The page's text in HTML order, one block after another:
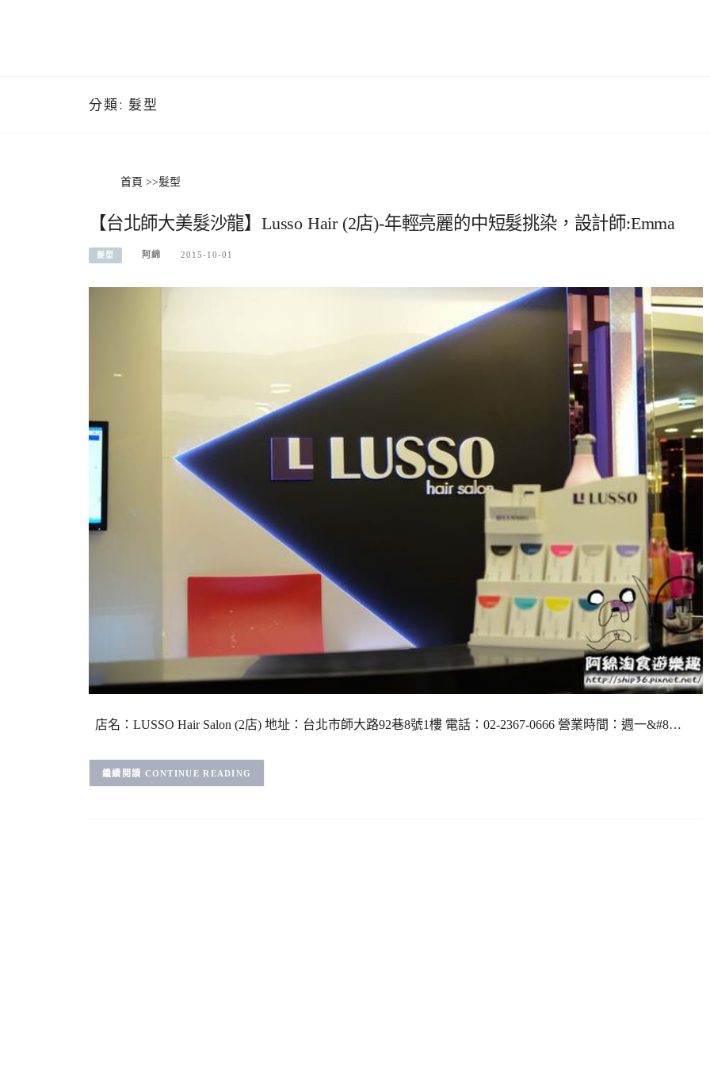
分類: 髮型
首頁 >>髮型
【台北師大美髮沙龍】Lusso Hair (2店)-年輕亮麗的中短髮挑染，設計師:Emma
髮型 阿綿 2015-10-01
店名：LUSSO Hair Salon (2店) 地址：台北市師大路92巷8號1樓 電話：02-2367-0666 營業時間：週一&#8…
CONTINUE READING